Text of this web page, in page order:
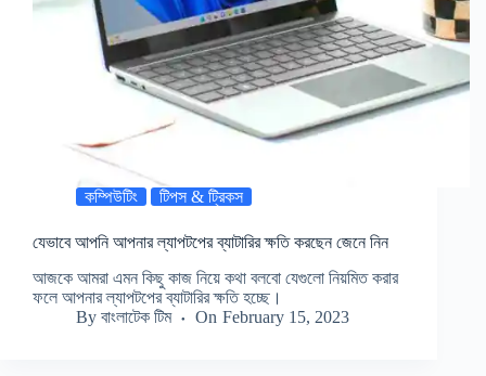
কম্পিউটিং টিপস & ট্রিকস
যেভাবে আপনি আপনার ল্যাপটপের ব্যাটারির ক্ষতি করছেন জেনে নিন
আজকে আমরা এমন কিছু কাজ নিয়ে কথা বলবো যেগুলো নিয়মিত করার
ফলে আপনার ল্যাপটপের ব্যাটারির ক্ষতি হচ্ছে।
By বাংলাটেক টিম On February 15, 2023